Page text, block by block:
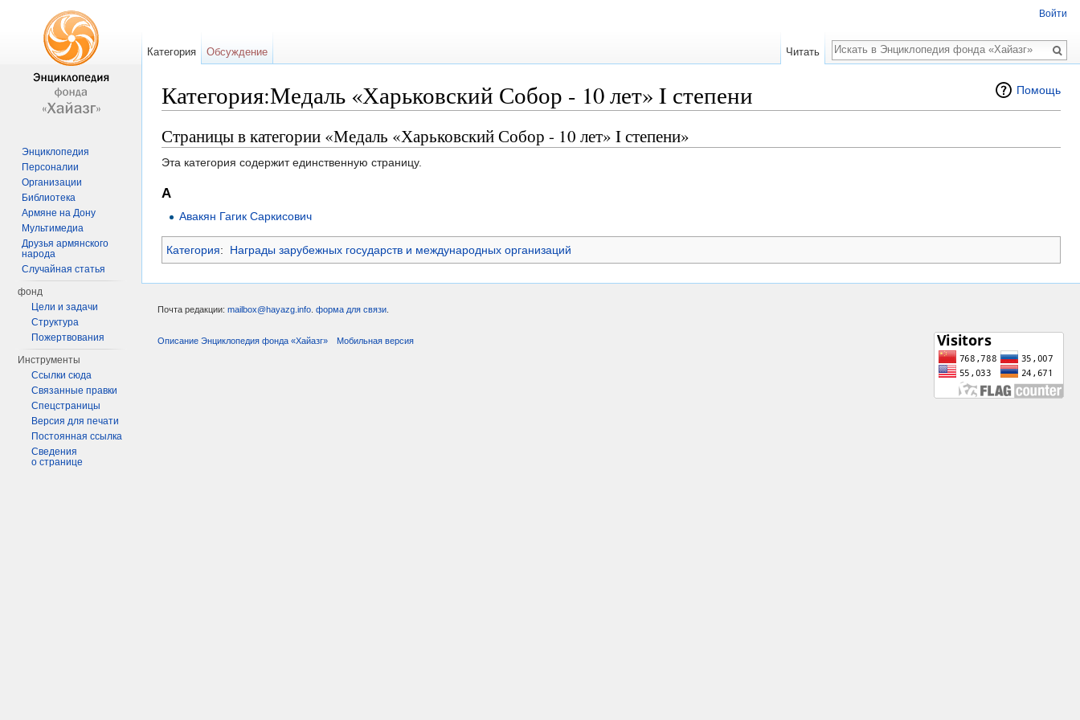
Помощь
Категория:Медаль «Харьковский Собор - 10 лет» I степени
Страницы в категории «Медаль «Харьковский Собор - 10 лет» I степени»
Эта категория содержит единственную страницу.
А
Авакян Гагик Саркисович
Категория: Награды зарубежных государств и международных организаций
Войти
Категория Обсуждение Читать
Поиск
Энциклопедия
Персоналии
Организации
Библиотека
Армяне на Дону
Мультимедиа
Друзья армянского
народа
Случайная статья
фонд
Цели и задачи
Структура
Пожертвования
Инструменты
Ссылки сюда
Связанные правки
Спецстраницы
Версия для печати
Постоянная ссылка
Сведения
о странице
Почта редакции: mailbox@hayazg.info форма для связи
Описание Энциклопедия фонда «Хайазг» Мобильная версия